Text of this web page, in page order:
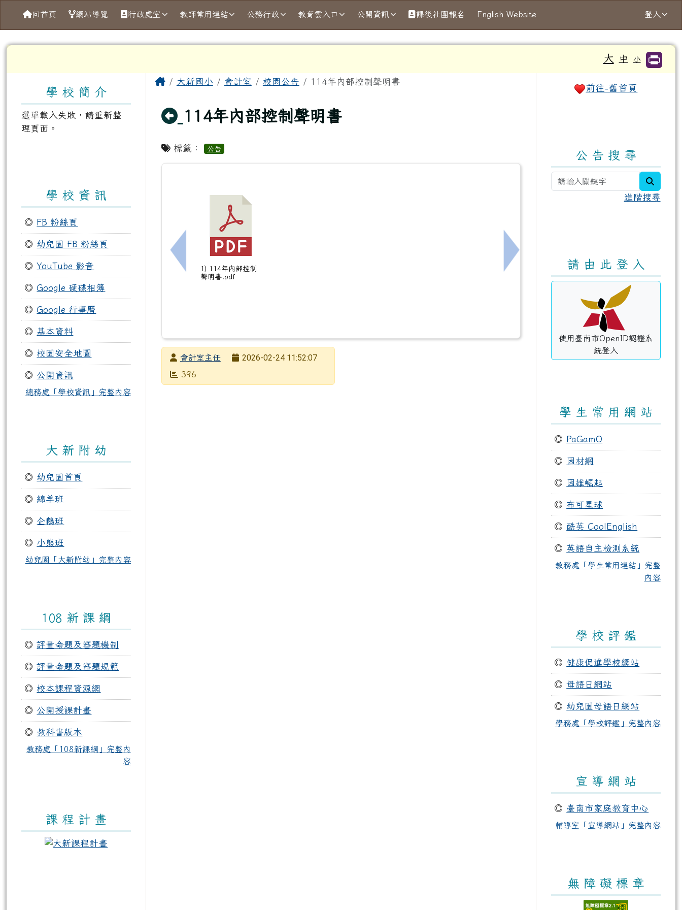
臺南市大新國小
導覽列
回首頁 網站導覽 行政處室 教師常用連結 公務行政 教育雲入口 公開資訊 課後社團報名 English Website 登入
大 中 小
左邊區域內容
學 校 簡 介
選單載入失敗，請重新整
理頁面。
學 校 資 訊
◎ FB 粉絲頁
◎ 幼兒園 FB 粉絲頁
◎YouTube 影音
◎Google 硬碟相簿
◎Google 行事曆
◎ 基本資料
◎ 校園安全地圖
◎ 公開資訊
總務處「學校資訊」完整內容
大 新 附 幼
◎ 幼兒園首頁
◎ 綿羊班
◎ 企鵝班
◎ 小熊班
幼兒園「大新附幼」完整內容
108 新 課 綱
◎評量命題及審題機制
◎評量命題及審題規範
◎ 校本課程資源網
◎ 公開授課計畫
◎教科書版本
教務處「108新課綱」完整內
容
課 程 計 畫
主內容區域
Home大新國小 會計室 校園公告 114年內部控制聲明書
回上頁
114年內部控制聲明書
標籤： 公告
上一筆：班級費申請相關注意事項
1) 114年內部控制
聲明書.pdf
下一筆：114年決算書
發布者會計室主任
發布日期
2026-02-24 11:52:07
瀏覽次數
396
右邊區域內容
前往-舊首頁
公 告 搜 尋
進階搜尋
請 由 此 登 入
使用臺南市OpenID認證系
統登入
學 生 常 用 網 站
◎ PaGamO
◎ 因材網
◎ 因雄崛起
◎布可星球
◎ 酷英 CoolEnglish
◎ 英語自主檢測系統
教務處「學生常用連結」完整
內容
學 校 評 鑑
◎健康促進學校網站
◎母語日網站
◎ 幼兒園母語日網站
學務處「學校評鑑」完整內容
宣 導 網 站
◎ 臺南市家庭教育中心
輔導室「宣導網站」完整內容
無 障 礙 標 章
頁尾區域